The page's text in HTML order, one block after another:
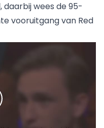
wees de 95-
vooruitgang van Red